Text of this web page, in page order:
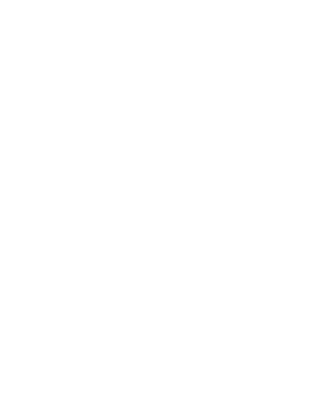
poplatek).